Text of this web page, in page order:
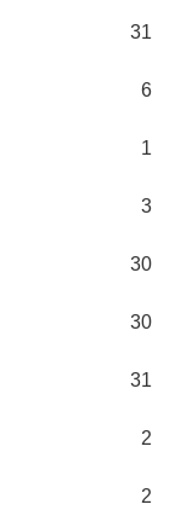
31
6
1
3
30
30
31
2
2